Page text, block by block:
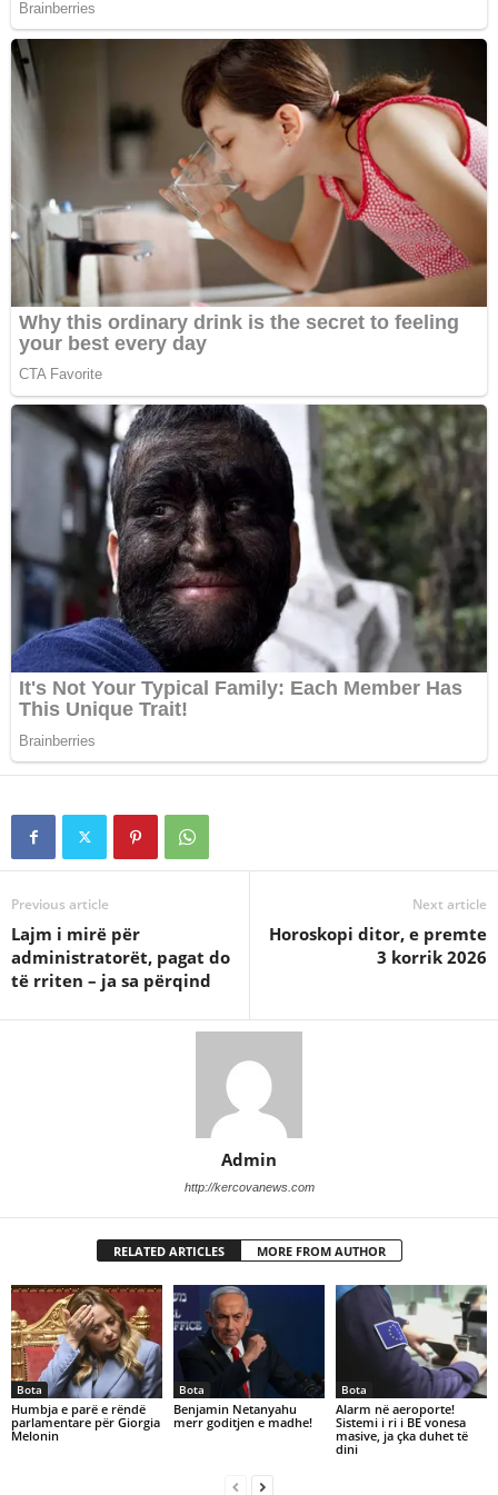
Previous article
Lajm i mirë për
administratorët, pagat do
të rriten – ja sa përqind
Next article
Horoskopi ditor, e premte
3 korrik 2026
Admin
http://kercovanews.com
RELATED ARTICLES MORE FROM AUTHOR
Bota
Humbja e parë e rëndë
parlamentare për Giorgia
Melonin
Bota
Benjamin Netanyahu
merr goditjen e madhe!
Bota
Alarm në aeroporte!
Sistemi i ri i BE vonesa
masive, ja çka duhet të
dini